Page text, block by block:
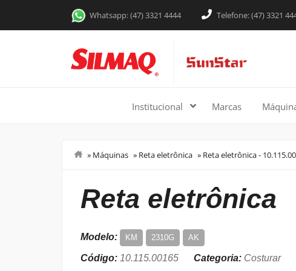
Whatsapp: (47) 3321 4444 Telefone: (47) 3321
Institucional Marcas
Costurar
» Máquinas » Reta eletrônica » Reta eletrônica -
reta eletrônica
Modelo: KM 2310G AK
Código: 10.115.00165 Categoria: Costurar